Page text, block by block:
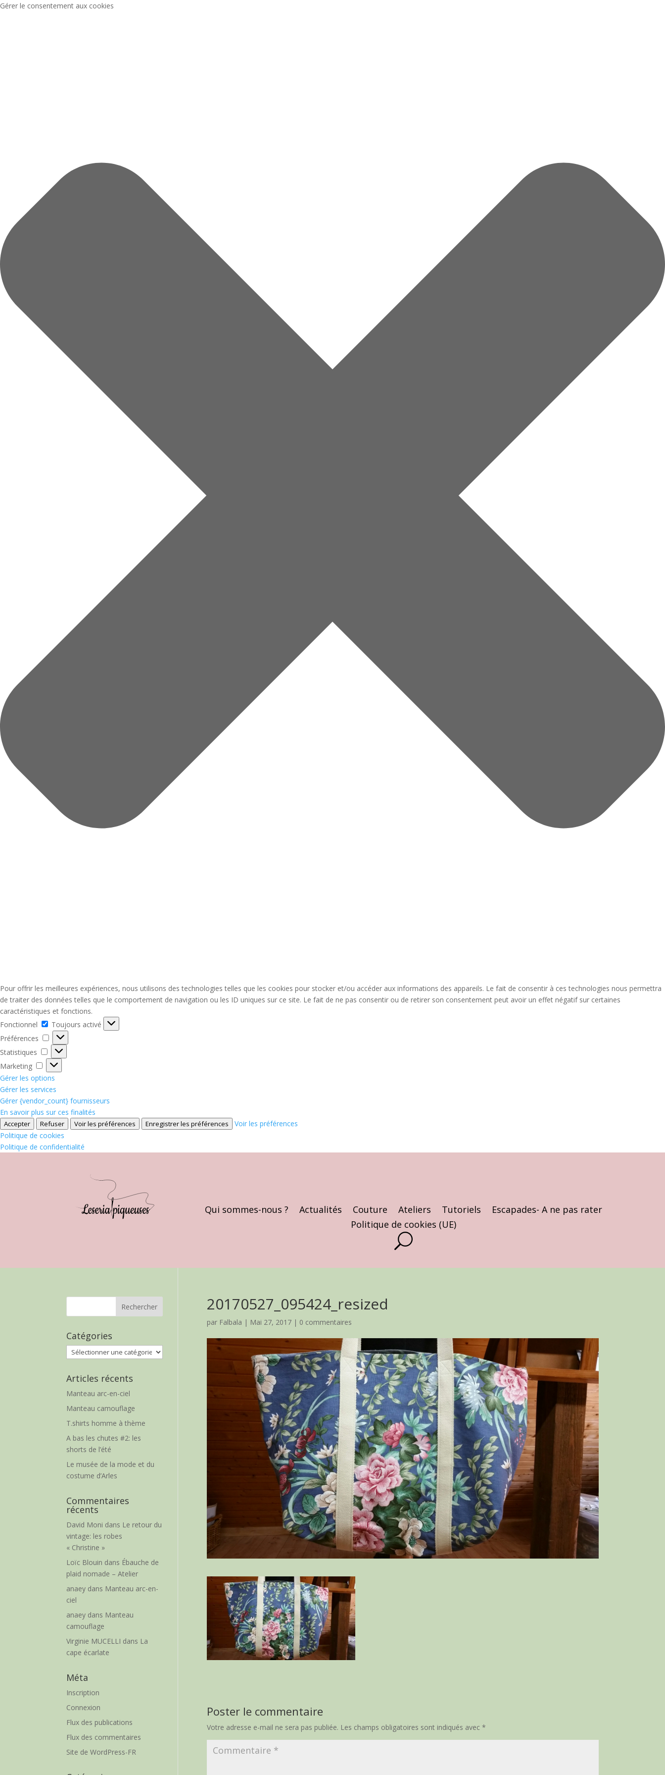
Gérer le consentement aux cookies
Pour offrir les meilleures expériences, nous utilisons des technologies telles que les cookies pour stocker et/ou accéder aux informations des appareils. Le fait de consentir à ces technologies nous permettra
de traiter des données telles que le comportement de navigation ou les ID uniques sur ce site. Le fait de ne pas consentir ou de retirer son consentement peut avoir un effet négatif sur certaines
caractéristiques et fonctions.
Fonctionnel
Fonctionnel
Toujours activé
Préférences
Préférences
Statistiques
Statistiques
Marketing
Marketing
Gérer les options
Gérer les services
Gérer {vendor_count} fournisseurs
En savoir plus sur ces finalités
Accepter Refuser Voir les préférences Enregistrer les préférences
Voir les préférences
Politique de cookies
Politique de confidentialité
Qui sommes-nous ? Actualités Couture Ateliers Tutoriels
Escapades- A ne pas rater
Politique de cookies (UE)
20170527_095424_resized
par Falbala | Mai 27, 2017| 0 commentaires
Poster le commentaire
Votre adresse e-mail ne sera pas publiée. Les champs obligatoires sont indiqués avec *
Catégories
Catégories
Articles récents
Manteau arc-en-ciel
Manteau camouflage
T.shirts homme à thème
A bas les chutes #2: les
shorts de l’été
Le musée de la mode et du
costume d’Arles
Commentaires
récents
David Moni dans Le retour du
vintage: les robes
« Christine »
Loïc Blouin dans Ébauche de
plaid nomade – Atelier
anaey dans Manteau arc-en-
ciel
anaey dans Manteau
camouflage
Virginie MUCELLI dans La
cape écarlate
Méta
Inscription
Connexion
Flux des publications
Flux des commentaires
Site de WordPress-FR